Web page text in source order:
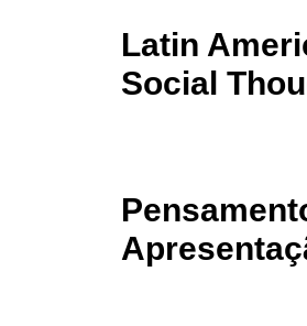
Latin
Social